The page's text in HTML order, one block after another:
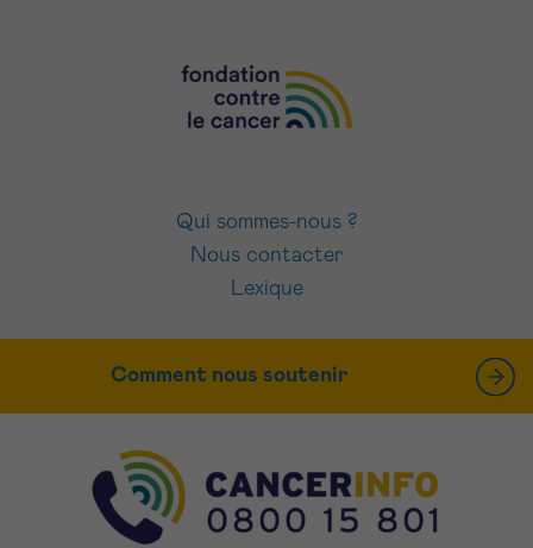
Qui sommes-nous ?
Nous contacter
Lexique
Comment nous soutenir